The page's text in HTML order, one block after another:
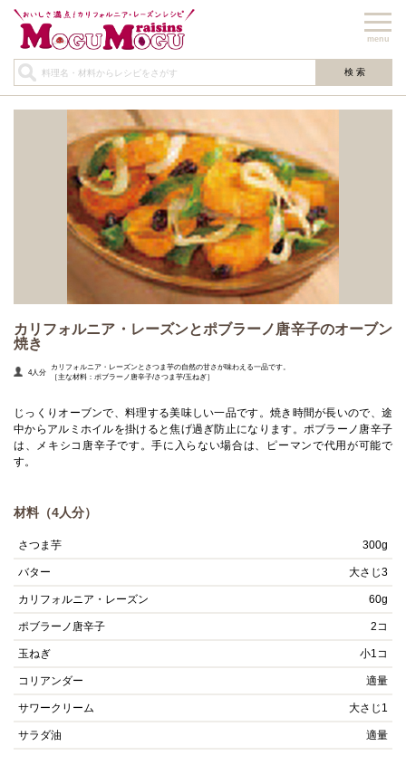
menu
カリフォルニア・レーズンとポブラーノ唐辛子のオーブン
焼き
4人分
カリフォルニア・レーズンとさつま芋の自然の甘さが味わえる一品です。
［主な材料：ポブラーノ唐辛子/さつま芋/玉ねぎ］
じっくりオーブンで、料理する美味しい一品です。焼き時間が長いので、途
中からアルミホイルを掛けると焦げ過ぎ防止になります。ポブラーノ唐辛子
は、メキシコ唐辛子です。手に入らない場合は、ピーマンで代用が可能で
す。
材料（4人分）
さつま芋 300g
バター 大さじ3
カリフォルニア・レーズン 60g
ポブラーノ唐辛子 2コ
玉ねぎ 小1コ
コリアンダー 適量
サワークリーム 大さじ1
サラダ油 適量